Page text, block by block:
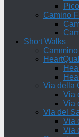
Camino
Short Walks
Via della
Via
Via
Via del
Via
Via